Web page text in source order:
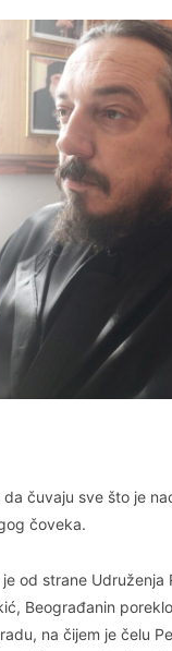
čuvaju sve što je
čoveka.
od strane
Beograđanin
na čijem je čelu